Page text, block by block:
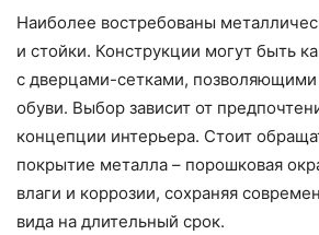
Наиболее востребованы
и стойки. Конструкции могут быть
с дверцами-сетками,
обуви. Выбор зависит от
концепции интерьера. Стоит
покрытие металла – порошковая
влаги и коррозии, сохраняя
вида на длительный срок.